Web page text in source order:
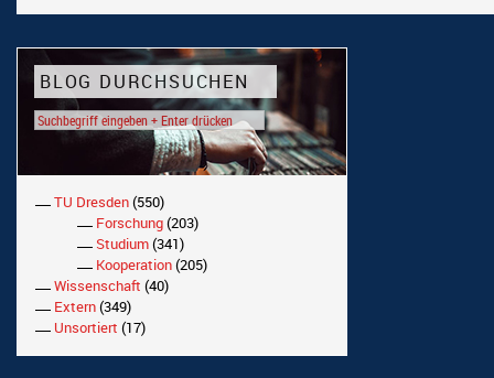
BLOG DURCHSUCHEN
TU Dresden(550)
Forschung(203)
Studium(341)
Kooperation(205)
Wissenschaft (40)
Extern(349)
Unsortiert (17)